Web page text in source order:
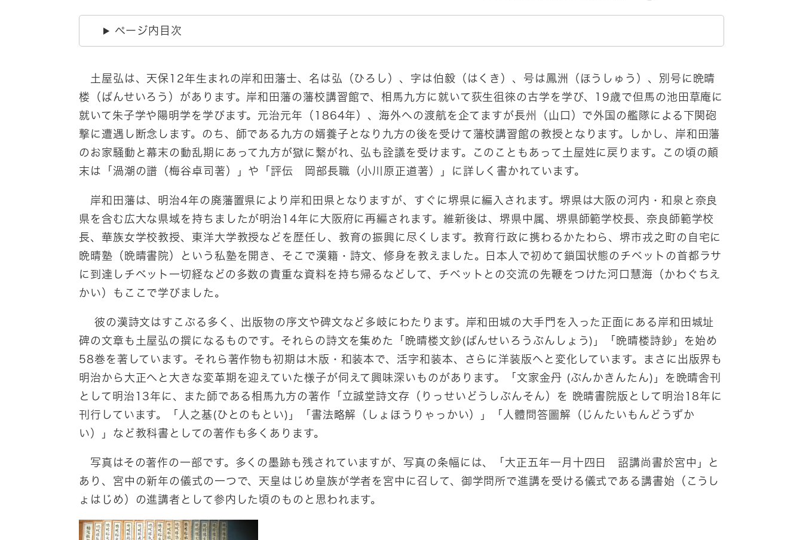
ページ内目次
土屋弘は、天保12年生まれの岸和田藩士、名は弘（ひろし）、字は伯毅（はくき）、号は鳳洲（ほうしゅう）、別号に晩晴
楼（ばんせいろう）があります。岸和田藩の藩校講習館で、相馬九方に就いて荻生徂徠の古学を学び、19歳で但馬の池田草庵に
就いて朱子学や陽明学を学びます。元治元年（1864年）、海外への渡航を企てますが長州（山口）で外国の艦隊による下関砲
撃に遭遇し断念します。のち、師である九方の婿養子となり九方の後を受けて藩校講習館の教授となります。しかし、岸和田藩
のお家騒動と幕末の動乱期にあって九方が獄に繋がれ、弘も詮議を受けます。このこともあって土屋姓に戻ります。この頃の顛
末は「渦潮の譜（梅谷卓司著）」や「評伝 岡部長職（小川原正道著）」に詳しく書かれています。
岸和田藩は、明治4年の廃藩置県により岸和田県となりますが、すぐに堺県に編入されます。堺県は大阪の河内・和泉と奈良
県を含む広大な県域を持ちましたが明治14年に大阪府に再編されます。維新後は、堺県中属、堺県師範学校長、奈良師範学校
長、華族女学校教授、東洋大学教授などを歴任し、教育の振興に尽くします。教育行政に携わるかたわら、堺市戎之町の自宅に
晩晴塾（晩晴書院）という私塾を開き、そこで漢籍・詩文、修身を教えました。日本人で初めて鎖国状態のチベットの首都ラサ
に到達しチベット一切経などの多数の貴重な資料を持ち帰るなどして、チベットとの交流の先鞭をつけた河口慧海（かわぐちえ
かい）もここで学びました。
彼の漢詩文はすこぶる多く、出版物の序文や碑文など多岐にわたります。岸和田城の大手門を入った正面にある岸和田城址
碑の文章も土屋弘の撰になるものです。それらの詩文を集めた「晩晴楼文鈔(ばんせいろうぶんしょう)」「晩晴楼詩鈔」を始め
58巻を著しています。それら著作物も初期は木版・和装本で、活字和装本、さらに洋装版へと変化しています。まさに出版界も
明治から大正へと大きな変革期を迎えていた様子が伺えて興味深いものがあります。「文家金丹 (ぶんかきんたん)」を晩晴舎刊
として明治13年に、また師である相馬九方の著作「立誠堂詩文存（りっせいどうしぶんそん）を 晩晴書院版として明治18年に
刊行しています。「人之基(ひとのもとい)」「書法略解（しょほうりゃっかい）」「人體問答圖解（じんたいもんどうずか
い）」など教科書としての著作も多くあります。
写真はその著作の一部です。多くの墨跡も残されていますが、写真の条幅には、「大正五年一月十四日 詔講尚書於宮中」と
あり、宮中の新年の儀式の一つで、天皇はじめ皇族が学者を宮中に召して、御学問所で進講を受ける儀式である講書始（こうし
ょはじめ）の進講者として参内した頃のものと思われます。